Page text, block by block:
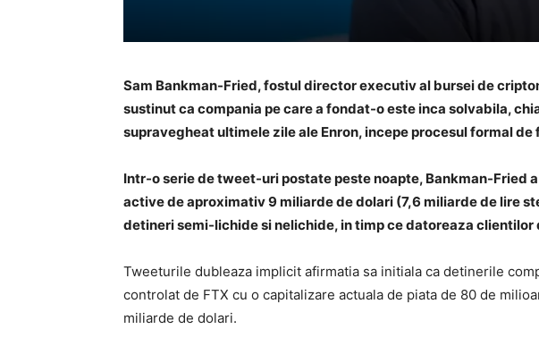
Sam Bankman-Fried, fostul director executiv al bursei de
sustinut ca compania pe care a fondat-o este inca solvabila,
supravegheat ultimele zile ale Enron, incepe procesul formal de
Intr-o serie de tweet-uri postate peste noapte, Bankman-Fried
active de aproximativ 9 miliarde de dolari (7,6 miliarde de lire
detineri semi-lichide si nelichide, in timp ce datoreaza clientilor
Tweeturile dubleaza implicit afirmatia sa initiala ca detinerile
controlat de FTX cu o capitalizare actuala de piata de 80 de
miliarde de dolari.